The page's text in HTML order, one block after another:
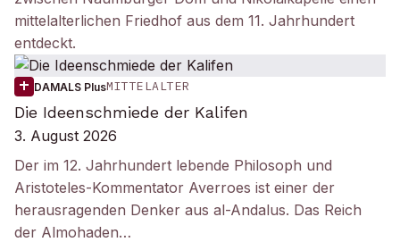
mittelalterlichen Friedhof aus dem 11. Jahrhundert
entdeckt.
DAMALS PlusMITTELALTER
Die Ideenschmiede der Kalifen
3. August 2026
Der im 12. Jahrhundert lebende Philosoph und
Aristoteles-Kommentator Averroes ist einer der
herausragenden Denker aus al-Andalus. Das Reich
der Almohaden…